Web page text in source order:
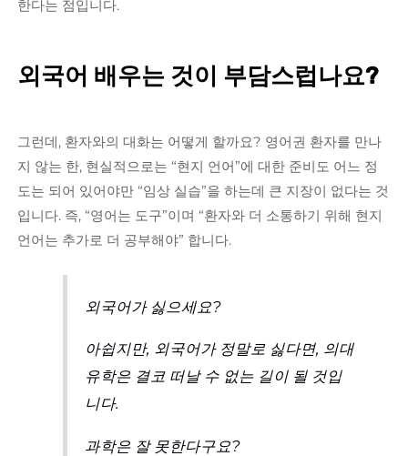
한다는 점입니다.
외국어 배우는 것이 부담스럽나요?
그런데, 환자와의 대화는 어떻게 할까요? 영어권 환자를 만나
지 않는 한, 현실적으로는 “현지 언어”에 대한 준비도 어느 정
도는 되어 있어야만 “임상 실습”을 하는데 큰 지장이 없다는 것
입니다. 즉, “영어는 도구”이며 “환자와 더 소통하기 위해 현지
언어는 추가로 더 공부해야” 합니다.
외국어가 싫으세요?
아쉽지만, 외국어가 정말로 싫다면, 의대
유학은 결코 떠날 수 없는 길이 될 것입
니다.
과학은 잘 못한다구요?